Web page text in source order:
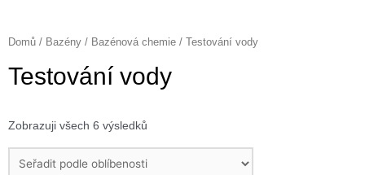
Domů / Bazény / Bazénová chemie / Testování vody
Testování vody
Zobrazuji všech 6 výsledků